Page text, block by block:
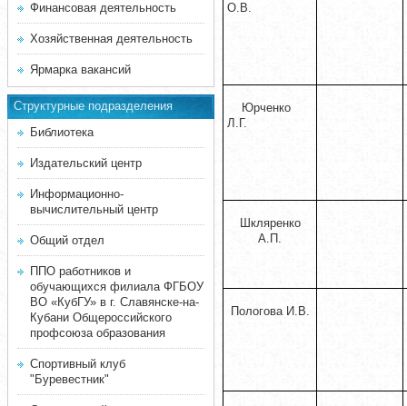
Финансовая деятельность
Хозяйственная деятельность
Ярмарка вакансий
Структурные подразделения
Библиотека
Издательский центр
Информационно-
вычислительный центр
Общий отдел
ППО работников и
обучающихся филиала ФГБОУ
ВО «КубГУ» в г. Славянске-на-
Кубани Общероссийского
профсоюза образования
Спортивный клуб
"Буревестник"
О.В.
Юрченко
Л.Г.
Шкляренко
А.П.
Пологова И.В.